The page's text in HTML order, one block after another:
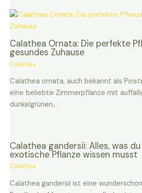
Calathea Ornata: Die perfekte
gesundes Zuhause
Calathea
Calathea ornata, auch bekannt als
eine beliebte Zimmerpflanze mit
dunkelgrünen…
Calathea gandersii: Alles, was
exotische Pflanze wissen musst
Calathea
Calathea gandersii ist eine